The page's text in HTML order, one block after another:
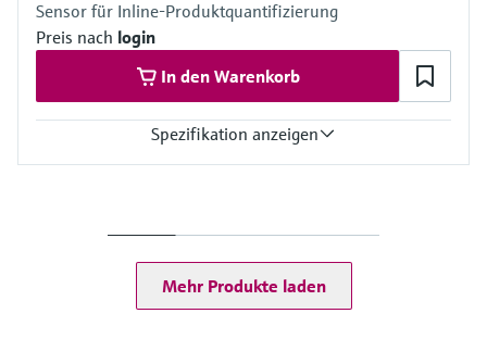
Sensor für Inline-Produktquantifizierung
Preis nach login
In den Warenkorb
Spezifikation anzeigen
0 to 90 °C (32 to 194 °F) kontinuierlich
Max. 130 °C (266 °F) für 2 Stunden
Mehr Produkte laden